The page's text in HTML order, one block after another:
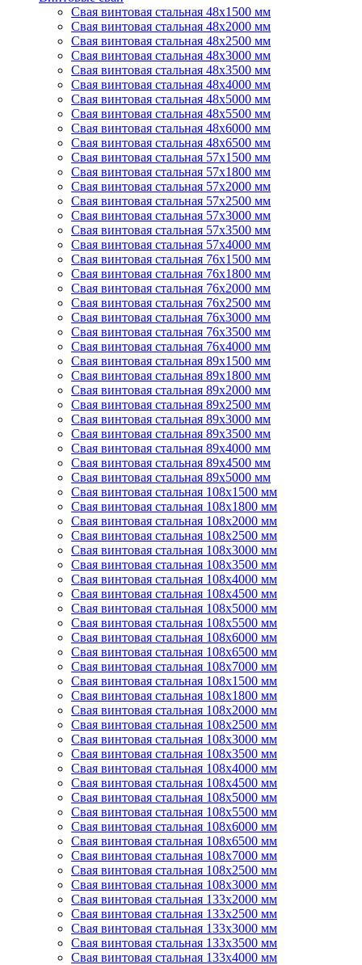
Свая винтовая стальная 48х1500 мм
Свая винтовая стальная 48х2000 мм
Свая винтовая стальная 48х2500 мм
Свая винтовая стальная 48х3000 мм
Свая винтовая стальная 48х3500 мм
Свая винтовая стальная 48х4000 мм
Свая винтовая стальная 48х5000 мм
Свая винтовая стальная 48х5500 мм
Свая винтовая стальная 48х6000 мм
Свая винтовая стальная 48х6500 мм
Свая винтовая стальная 57х1500 мм
Свая винтовая стальная 57х1800 мм
Свая винтовая стальная 57х2000 мм
Свая винтовая стальная 57х2500 мм
Свая винтовая стальная 57х3000 мм
Свая винтовая стальная 57х3500 мм
Свая винтовая стальная 57х4000 мм
Свая винтовая стальная 76х1500 мм
Свая винтовая стальная 76х1800 мм
Свая винтовая стальная 76х2000 мм
Свая винтовая стальная 76х2500 мм
Свая винтовая стальная 76х3000 мм
Свая винтовая стальная 76х3500 мм
Свая винтовая стальная 76х4000 мм
Свая винтовая стальная 89х1500 мм
Свая винтовая стальная 89х1800 мм
Свая винтовая стальная 89х2000 мм
Свая винтовая стальная 89х2500 мм
Свая винтовая стальная 89х3000 мм
Свая винтовая стальная 89х3500 мм
Свая винтовая стальная 89х4000 мм
Свая винтовая стальная 89х4500 мм
Свая винтовая стальная 89х5000 мм
Свая винтовая стальная 108х1500 мм
Свая винтовая стальная 108х1800 мм
Свая винтовая стальная 108х2000 мм
Свая винтовая стальная 108х2500 мм
Свая винтовая стальная 108х3000 мм
Свая винтовая стальная 108х3500 мм
Свая винтовая стальная 108х4000 мм
Свая винтовая стальная 108х4500 мм
Свая винтовая стальная 108х5000 мм
Свая винтовая стальная 108х5500 мм
Свая винтовая стальная 108х6000 мм
Свая винтовая стальная 108х6500 мм
Свая винтовая стальная 108х7000 мм
Свая винтовая стальная 108х1500 мм
Свая винтовая стальная 108х1800 мм
Свая винтовая стальная 108х2000 мм
Свая винтовая стальная 108х2500 мм
Свая винтовая стальная 108х3000 мм
Свая винтовая стальная 108х3500 мм
Свая винтовая стальная 108х4000 мм
Свая винтовая стальная 108х4500 мм
Свая винтовая стальная 108х5000 мм
Свая винтовая стальная 108х5500 мм
Свая винтовая стальная 108х6000 мм
Свая винтовая стальная 108х6500 мм
Свая винтовая стальная 108х7000 мм
Свая винтовая стальная 108х2500 мм
Свая винтовая стальная 108х3000 мм
Свая винтовая стальная 133х2000 мм
Свая винтовая стальная 133х2500 мм
Свая винтовая стальная 133х3000 мм
Свая винтовая стальная 133х3500 мм
Свая винтовая стальная 133х4000 мм